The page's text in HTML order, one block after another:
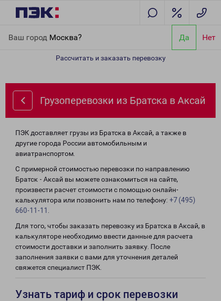
Ваш город Москва? Да Нет
Рассчитать и заказать перевозку
Грузоперевозки из Братска в Аксай
ПЭК доставляет грузы из Братска в Аксай, а также в
другие города России автомобильным и
авиатранспортом.
С примерной стоимостью перевозки по направлению
Братск - Аксай вы можете ознакомиться на сайте,
произвести расчет стоимости с помощью онлайн-
калькулятора или позвонить нам по телефону: +7 (495)
660-11-11
Для того, чтобы заказать перевозку из Братска в Аксай, в
калькуляторе необходимо ввести данные для расчета
стоимости доставки и заполнить заявку. После
заполнения заявки с вами для уточнения деталей
свяжется специалист ПЭК.
Узнать тариф и срок перевозки